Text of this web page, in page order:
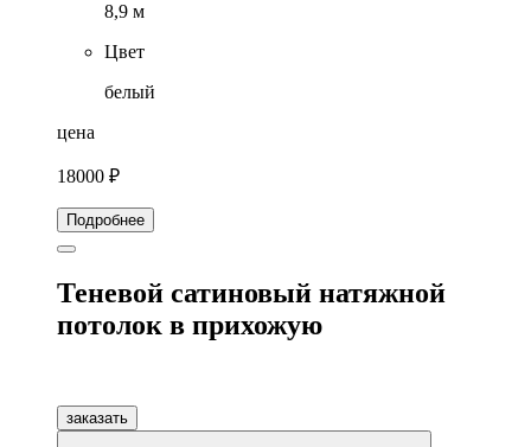
8,9 м
Цвет
белый
цена
18000 ₽
Подробнее
Теневой сатиновый натяжной
потолок в прихожую
заказать